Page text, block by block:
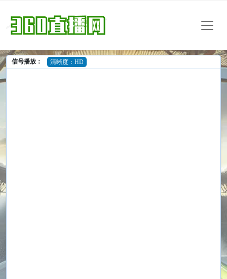
信号播放： 清晰度：HD